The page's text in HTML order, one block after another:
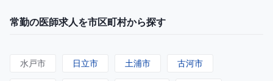
常勤の医師求人を市区町村から探す
水戸市 日立市 土浦市 古河市